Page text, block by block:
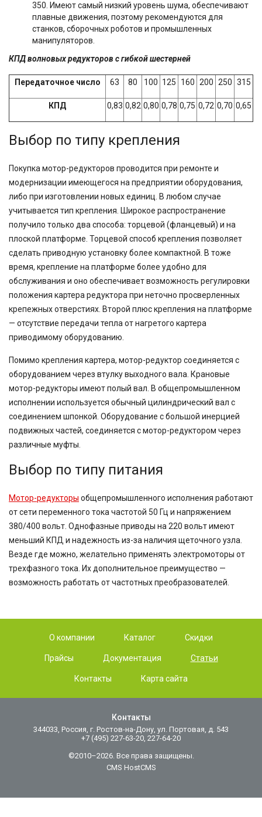
350. Имеют самый низкий уровень шума, обеспечивают
плавные движения, поэтому рекомендуются для
станков, сборочных роботов и промышленных
манипуляторов.
КПД волновых редукторов с гибкой шестерней
Передаточное число 63 80 100 125 160 200 250 315
КПД 0,83 0,82 0,80 0,78 0,75 0,72 0,70 0,65
Выбор по типу крепления
Покупка мотор-редукторов проводится при ремонте и
модернизации имеющегося на предприятии оборудования,
либо при изготовлении новых единиц. В любом случае
учитывается тип крепления. Широкое распространение
получило только два способа: торцевой (фланцевый) и на
плоской платформе. Торцевой способ крепления позволяет
сделать приводную установку более компактной. В тоже
время, крепление на платформе более удобно для
обслуживания и оно обеспечивает возможность регулировки
положения картера редуктора при неточно просверленных
крепежных отверстиях. Второй плюс крепления на платформе
— отсутствие передачи тепла от нагретого картера
приводимому оборудованию.
Помимо крепления картера, мотор-редуктор соединяется с
оборудованием через втулку выходного вала. Крановые
мотор-редукторы имеют полый вал. В общепромышленном
исполнении используется обычный цилиндрический вал с
соединением шпонкой. Оборудование с большой инерцией
подвижных частей, соединяется с мотор-редуктором через
различные муфты.
Выбор по типу питания
Мотор-редукторы общепромышленного исполнения работают
от сети переменного тока частотой 50 Гц и напряжением
380/400 вольт. Однофазные приводы на 220 вольт имеют
меньший КПД и надежность из-за наличия щеточного узла.
Везде где можно, желательно применять электромоторы от
трехфазного тока. Их дополнительное преимущество —
возможность работать от частотных преобразователей.
О компании Каталог Скидки
Прайсы Документация Статьи
Контакты Карта сайта
Контакты
344033, Россия, г. Ростов-на-Дону, ул. Портовая, д. 543
+7 (495) 227-63-20, 227-64-20
©2010–2026. Все права защищены.
CMS HostCMS